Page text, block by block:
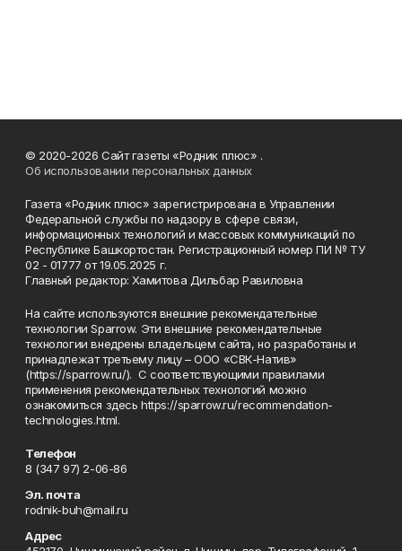
© 2020-2026 Сайт газеты «Родник плюс» .
Об использовании персональных данных
Газета «Родник плюс» зарегистрирована в Управлении
Федеральной службы по надзору в сфере связи,
информационных технологий и массовых коммуникаций по
Республике Башкортостан. Регистрационный номер ПИ № ТУ
02 - 01777 от 19.05.2025 г.
Главный редактор: Хамитова Дильбар Равиловна
На сайте используются внешние рекомендательные
технологии Sparrow. Эти внешние рекомендательные
технологии внедрены владельцем сайта, но разработаны и
принадлежат третьему лицу – ООО «СВК-Натив»
(https://sparrow.ru/). С соответствующими правилами
применения рекомендательных технологий можно
ознакомиться здесь https://sparrow.ru/recommendation-
technologies.html.
Телефон
8 (347 97) 2-06-86
Эл. почта
rodnik-buh@mail.ru
Адрес